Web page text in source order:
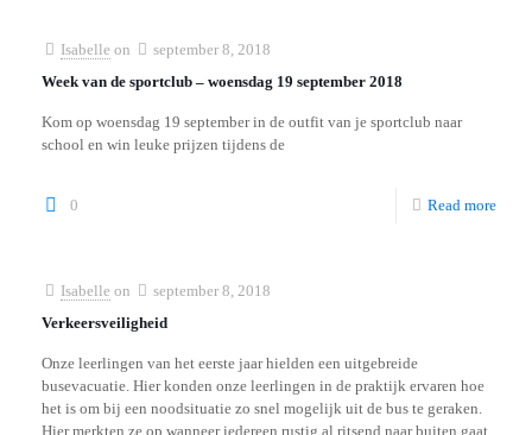
Isabelle on
september 8, 2018
Week van de sportclub – woensdag 19 september 2018
Kom op woensdag 19 september in de outfit van je sportclub naar
school en win leuke prijzen tijdens de
0 Read more
Isabelle on
september 8, 2018
Verkeersveiligheid
Onze leerlingen van het eerste jaar hielden een uitgebreide
busevacuatie. Hier konden onze leerlingen in de praktijk ervaren hoe
het is om bij een noodsituatie zo snel mogelijk uit de bus te geraken.
Hier merkten ze op wanneer iedereen rustig al ritsend naar buiten gaat